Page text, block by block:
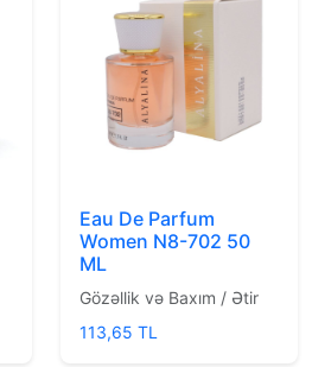
Eau De Parfum
Women N8-702 50
ML
Gözəllik və Baxım / Ətir
113,65 TL